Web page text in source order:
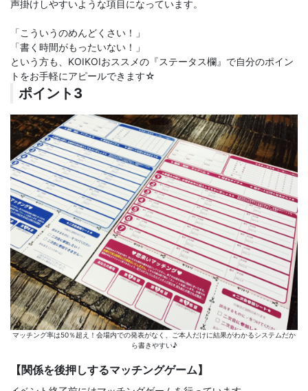
声掛けしやすいような項目になっています。
「こういうのめんどくさい！」
「書く時間がもったいない！」
という方も、KOIKOIおススメの『ステータス欄』で自分のポイン
トをお手軽にアピールできます☆
ポイント3
マッチング率は50％超え！会場内での発表がなく、ご本人だけに結果がわかるシステムだか
ら書きやすい♪
【関係を後押しするマッチングゲーム】